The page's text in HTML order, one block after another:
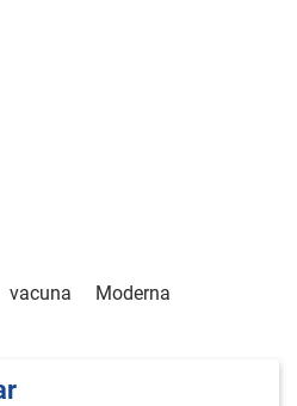
vacuna Moderna